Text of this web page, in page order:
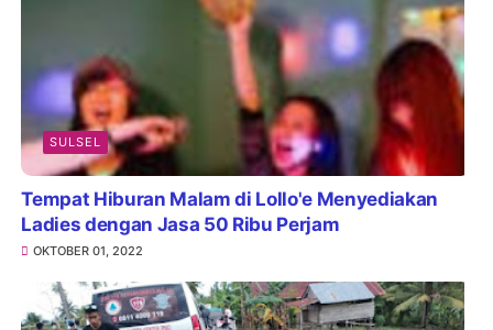
Bisa Ajukan Pinjaman Top Up Kur BRI Meskipun
Pinjaman Belum Lunas
FEBRUARI 23, 2024
SULSEL